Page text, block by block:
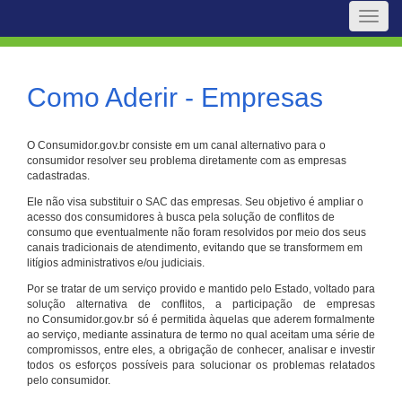
Toggle
Como Aderir - Empresas
O Consumidor.gov.br consiste em um canal alternativo para o
consumidor resolver seu problema diretamente com as empresas
cadastradas.
Ele não visa substituir o SAC das empresas. Seu objetivo é ampliar o
acesso dos consumidores à busca pela solução de conflitos de
consumo que eventualmente não foram resolvidos por meio dos seus
canais tradicionais de atendimento, evitando que se transformem em
litígios administrativos e/ou judiciais.
Por se tratar de um serviço provido e mantido pelo Estado, voltado para
solução alternativa de conflitos, a participação de empresas
no Consumidor.gov.br só é permitida àquelas que aderem formalmente
ao serviço, mediante assinatura de termo no qual aceitam uma série de
compromissos, entre eles, a obrigação de conhecer, analisar e investir
todos os esforços possíveis para solucionar os problemas relatados
pelo consumidor.